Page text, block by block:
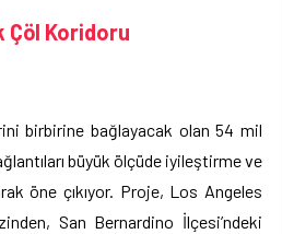
Çöl Koridoru
birbirine bağlayacak olan 54 mil
büyük ölçüde iyileştirme ve
öne çıkıyor. Proje, Los Angeles
San Bernardino İlçesi’ndeki